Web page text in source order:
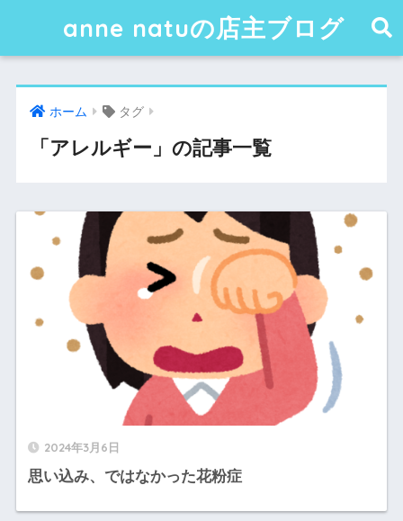
anne natuの店主ブログ
ホーム タグ
「アレルギー」の記事一覧
2024年3月6日
思い込み、ではなかった花粉症